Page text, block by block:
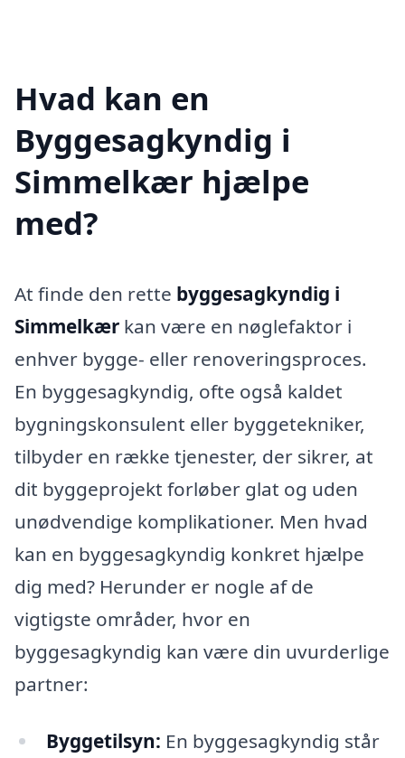
Hvad kan en
Byggesagkyndig i
Simmelkær hjælpe
med?
At finde den rette byggesagkyndig i
Simmelkær kan være en nøglefaktor i
enhver bygge- eller renoveringsproces.
En byggesagkyndig, ofte også kaldet
bygningskonsulent eller byggetekniker,
tilbyder en række tjenester, der sikrer, at
dit byggeprojekt forløber glat og uden
unødvendige komplikationer. Men hvad
kan en byggesagkyndig konkret hjælpe
dig med? Herunder er nogle af de
vigtigste områder, hvor en
byggesagkyndig kan være din uvurderlige
partner:
Byggetilsyn: En byggesagkyndig står